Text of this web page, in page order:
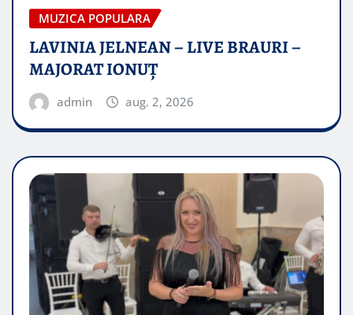
MUZICA POPULARA
LAVINIA JELNEAN – LIVE BRAURI –
MAJORAT IONUŢ
admin aug. 2, 2026